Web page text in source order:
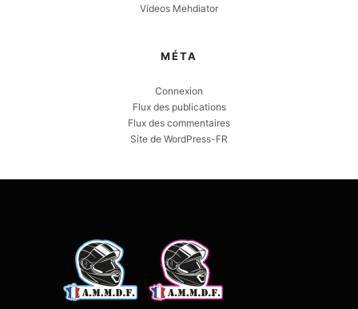
Videos Mehdiator
MÉTA
Connexion
Flux des publications
Flux des commentaires
Site de WordPress-FR